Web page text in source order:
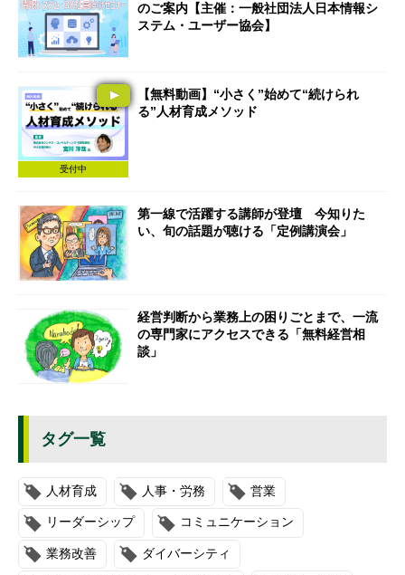
のご案内【主催：一般社団法人日本情報シ
ステム・ユーザー協会】
受付中
【無料動画】“小さく”始めて“続けられ
る”人材育成メソッド
第一線で活躍する講師が登壇 今知りた
い、旬の話題が聴ける「定例講演会」
経営判断から業務上の困りごとまで、一流
の専門家にアクセスできる「無料経営相
談」
タグ一覧
人材育成 人事・労務 営業
リーダーシップ コミュニケーション
業務改善 ダイバーシティ